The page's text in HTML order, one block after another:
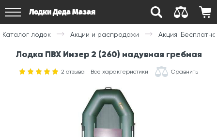
Лодки Деда Мазая
Каталог лодок Акции и распродажи Акция!
Лодка ПВХ Инзер 2 (260) надувная гребная
2 отзыва Все характеристики Сравнить